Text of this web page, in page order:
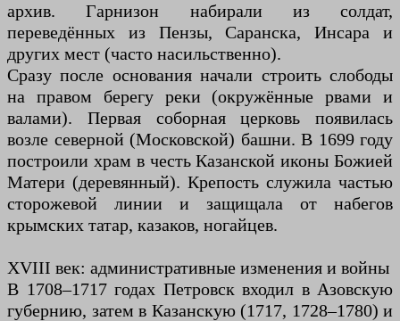
архив. Гарнизон набирали из солдат,
переведённых из Пензы, Саранска, Инсара и
других мест (часто насильственно).
Сразу после основания начали строить слободы
на правом берегу реки (окружённые рвами и
валами). Первая соборная церковь появилась
возле северной (Московской) башни. В 1699 году
построили храм в честь Казанской иконы Божией
Матери (деревянный). Крепость служила частью
сторожевой линии и защищала от набегов
крымских татар, казаков, ногайцев.
XVIII век: административные изменения и войны
В 1708–1717 годах Петровск входил в Азовскую
губернию, затем в Казанскую (1717, 1728–1780) и